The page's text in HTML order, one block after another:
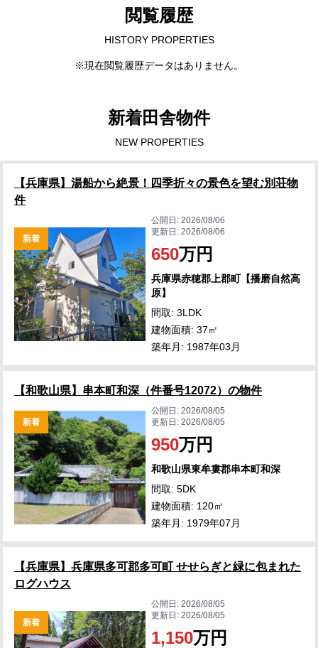
閲覧履歴
HISTORY PROPERTIES
※現在閲覧履歴データはありません。
新着田舎物件
NEW PROPERTIES
【兵庫県】湯船から絶景！四季折々の景色を望む別荘物
件
新着
公開日:2026/08/06
更新日:2026/08/06
650万円
兵庫県赤穂郡上郡町【播磨自然高
原】
間取: 3LDK
建物面積: 37㎡
築年月: 1987年03月
【和歌山県】串本町和深（件番号12072）の物件
新着
公開日:2026/08/05
更新日:2026/08/05
950万円
和歌山県東牟婁郡串本町和深
間取: 5DK
建物面積: 120㎡
築年月: 1979年07月
【兵庫県】兵庫県多可郡多可町 せせらぎと緑に包まれた
ログハウス
新着
公開日:2026/08/05
更新日:2026/08/05
1,150万円